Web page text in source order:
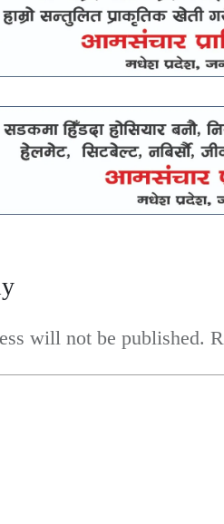
will not be published.